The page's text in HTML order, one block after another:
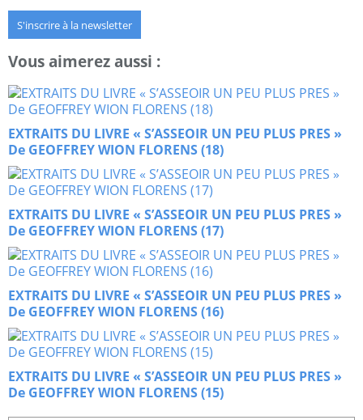
S'inscrire à la newsletter
Vous aimerez aussi :
EXTRAITS DU LIVRE « S’ASSEOIR UN PEU PLUS PRES »
De GEOFFREY WION FLORENS (18)
EXTRAITS DU LIVRE « S’ASSEOIR UN PEU PLUS PRES »
De GEOFFREY WION FLORENS (17)
EXTRAITS DU LIVRE « S’ASSEOIR UN PEU PLUS PRES »
De GEOFFREY WION FLORENS (16)
EXTRAITS DU LIVRE « S’ASSEOIR UN PEU PLUS PRES »
De GEOFFREY WION FLORENS (15)